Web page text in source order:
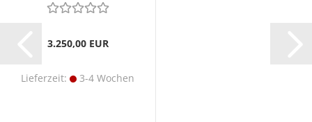
3.250,00 EUR
Lieferzeit: 3-4 Wochen